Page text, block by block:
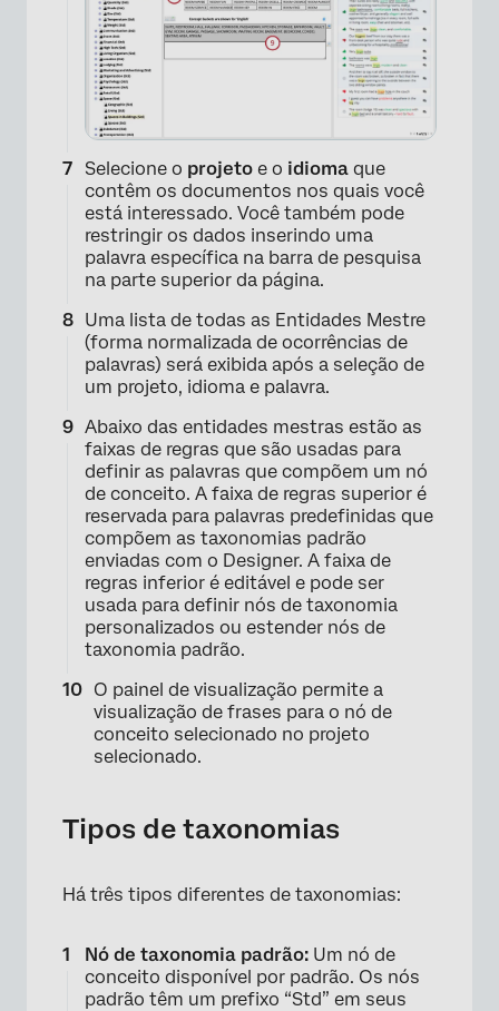
×
×
Selecione o projeto e o idioma que
contêm os documentos nos quais você
está interessado. Você também pode
restringir os dados inserindo uma
palavra específica na barra de pesquisa
na parte superior da página.
Uma lista de todas as Entidades Mestre
(forma normalizada de ocorrências de
palavras) será exibida após a seleção de
um projeto, idioma e palavra.
Abaixo das entidades mestras estão as
faixas de regras que são usadas para
definir as palavras que compõem um nó
de conceito. A faixa de regras superior é
reservada para palavras predefinidas que
compõem as taxonomias padrão
enviadas com o Designer. A faixa de
regras inferior é editável e pode ser
usada para definir nós de taxonomia
personalizados ou estender nós de
taxonomia padrão.
O painel de visualização permite a
visualização de frases para o nó de
conceito selecionado no projeto
selecionado.
Tipos de taxonomias
Há três tipos diferentes de taxonomias:
Nó de taxonomia padrão: Um nó de
conceito disponível por padrão. Os nós
padrão têm um prefixo “Std” em seus